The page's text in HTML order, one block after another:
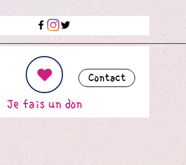
Contact
Je fais un don